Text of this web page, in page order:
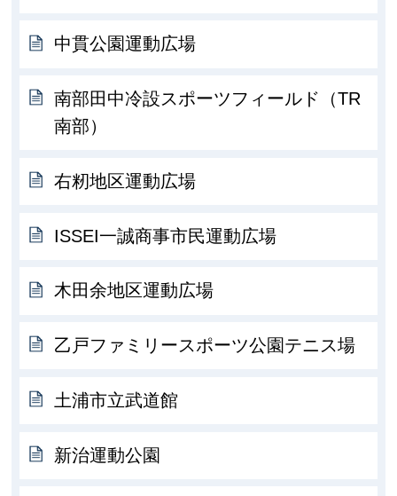
中貫公園運動広場
南部田中冷設スポーツフィールド（TR
南部）
右籾地区運動広場
ISSEI一誠商事市民運動広場
木田余地区運動広場
乙戸ファミリースポーツ公園テニス場
土浦市立武道館
新治運動公園